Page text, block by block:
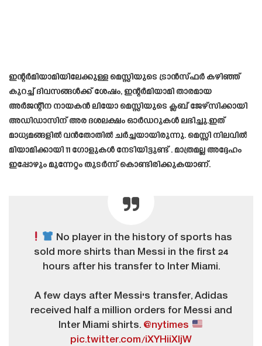
ഇന്റർമിയാമിയിലേക്കുള്ള മെസ്സിയുടെ ട്രാൻസ്ഫർ കഴിഞ്ഞ്
കുറച്ച് ദിവസങ്ങൾക്ക് ശേഷം, ഇന്റർമിയാമി താരമായ
അർജന്റീന നായകൻ ലിയോ മെസ്സിയുടെ ക്ലബ്‌ ജേഴ്സിക്കായി
അഡിഡാസിന് അര ദശലക്ഷം ഓർഡറുകൾ ലഭിച്ചു.ഇത്
മാധ്യമങ്ങളിൽ വൻതോതിൽ ചർച്ചയായിരുന്നു. മെസ്സി നിലവിൽ
മിയാമിക്കായി 11 ഗോളുകൾ നേടിയിട്ടുണ്ട് . മാത്രമല്ല അദ്ദേഹം
ഇപ്പോഴും മുന്നേറ്റം തുടർന്ന് കൊണ്ടിരിക്കുകയാണ്.
No player in the history of sports has
sold more shirts than Messi in the first 24
hours after his transfer to Inter Miami.
A few days after Messi's transfer, Adidas
received half a million orders for Messi and
Inter Miami shirts. @nytimes
pic.twitter.com/iXYHiiXljW